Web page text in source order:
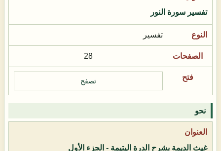
تفسير سورة النور
تفسير
28
تصفح
نحو
غيث الديمة بشرح الدرة اليتيمة - الجزء الأول